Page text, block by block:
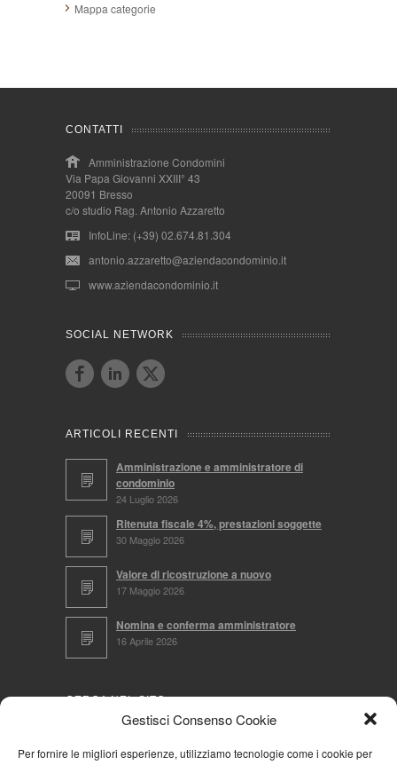
Gestisci Consenso Cookie
Per fornire le migliori esperienze, utilizziamo tecnologie come i cookie per
Mappa categorie
CONTATTI
Amministrazione Condomini
Via Papa Giovanni XXIII° 43
20091 Bresso
c/o studio Rag. Antonio Azzaretto
InfoLine: (+39) 02.674.81.304
antonio.azzaretto@aziendacondominio.it
www.aziendacondominio.it
SOCIAL NETWORK
ARTICOLI RECENTI
Amministrazione e amministratore di
condominio
24 Luglio 2026
Ritenuta fiscale 4%, prestazioni soggette
30 Maggio 2026
Valore di ricostruzione a nuovo
17 Maggio 2026
Nomina e conferma amministratore
16 Aprile 2026
CERCA NEL SITO